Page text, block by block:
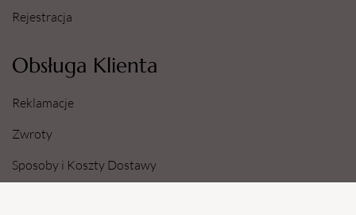
Rejestracja
Obsługa Klienta
Reklamacje
Zwroty
Sposoby i Koszty Dostawy